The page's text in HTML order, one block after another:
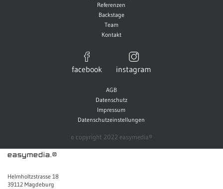
Referenzen
Backstage
Team
Kontakt
facebook instagram
AGB
Datenschutz
Impressum
Datenschutzeinstellungen
© copyright 2022 easymedia®
easymedia.®
Helmholtzstrasse 18
39112 Magdeburg